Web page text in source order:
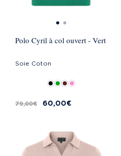
Polo Cyril à col ouvert - Vert
Soie Coton
79,00 € 60,00 €